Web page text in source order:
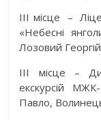
ІІІ місце –
«Небесні
Лозовий
ІІІ місце –
екскурсій
Павло,